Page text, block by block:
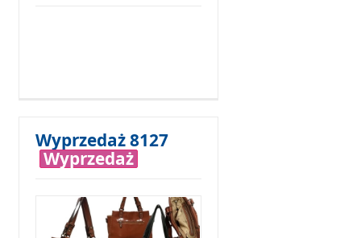
Wyprzedaż 8127
Wyprzedaż